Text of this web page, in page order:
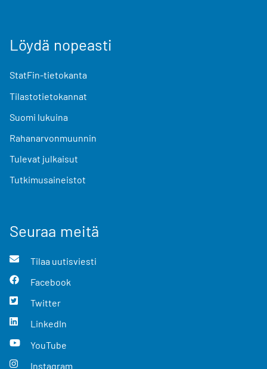
Löydä nopeasti
StatFin-tietokanta
Tilastotietokannat
Suomi lukuina
Rahanarvonmuunnin
Tulevat julkaisut
Tutkimusaineistot
Seuraa meitä
Tilaa uutisviesti
Facebook
Twitter
LinkedIn
YouTube
Instagram